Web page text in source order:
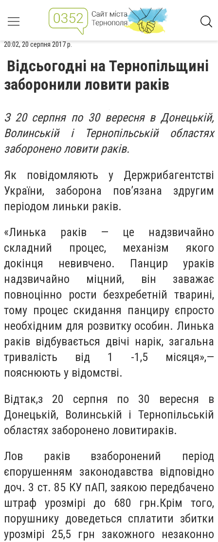
20:02, 20 серпня 2017 р.
Відсьогодні на Тернопільщині
заборонили ловити раків
З 20 серпня по 30 вересня в Донецькій,
Волинській і Тернопільській областях
заборонено ловити раків.
Як повідомляють у Держрибагентстві
України, заборона пов’язана здругим
періодом линьки раків.
«Линька раків — це надзвичайно
складний процес, механізм якого
докінця невивчено. Панцир ураків
надзвичайно міцний, він заважає
повноцінно рости безхребетній тварині,
тому процес скидання панциру єпросто
необхідним для розвитку особин. Линька
раків відбувається двічі нарік, загальна
тривалість від 1 -1,5 місяця»,—
пояснюють у відомстві.
Відтак,з 20 серпня по 30 вересня в
Донецькій, Волинській і Тернопільській
областях заборонено ловитираків.
Лов раків взаборонений період
єпорушенням законодавства відповідно
доч. 3 ст. 85 КУ пАП, заякою передбачено
штраф урозмірі до 680 грн.Крім того,
порушнику доведеться сплатити збитки
урозмірі 25,5 грн закожного незаконно